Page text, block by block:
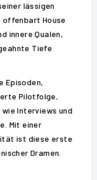
lässigen
offenbart House
innere Qualen,
Tiefe
Episoden,
Pilotfolge,
Interviews und
Mit einer
ist diese erste
Dramen.